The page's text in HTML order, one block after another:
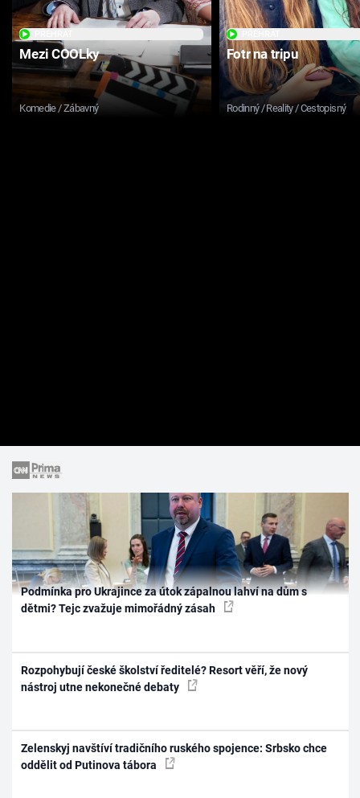
Mezi COOLky
Komedie / Zábavný
Fotr na tripu
Rodinný / Reality / Cestopisný
Podmínka pro Ukrajince za útok zápalnou lahví na dům s
dětmi? Tejc zvažuje mimořádný zásah
Rozpohybují české školství ředitelé? Resort věří, že nový
nástroj utne nekonečné debaty
Zelenskyj navštíví tradičního ruského spojence: Srbsko chce
oddělit od Putinova tábora